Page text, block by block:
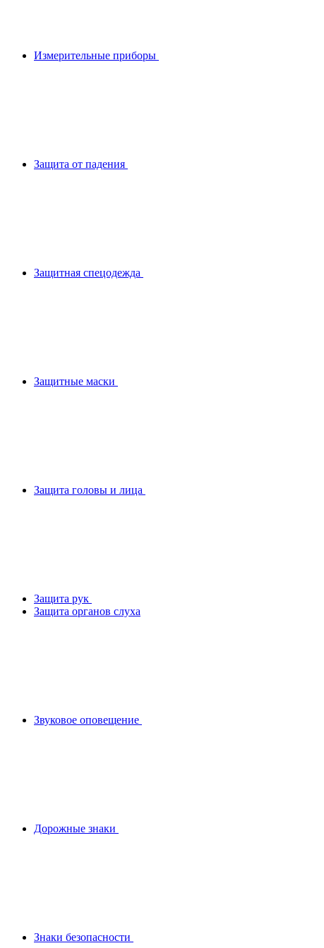
Измерительные приборы
Защита от падения
Защитная спецодежда
Защитные маски
Защита головы и лица
Защита рук
Защита органов слуха
Звуковое оповещение
Дорожные знаки
Знаки безопасности